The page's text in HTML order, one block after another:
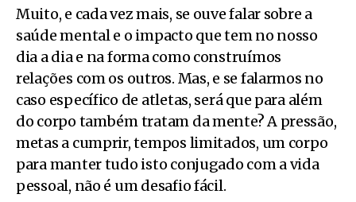
Muito, e cada vez mais, se ouve falar sobre a
saúde mental e o impacto que tem no nosso
dia a dia e na forma como construímos
relações com os outros. Mas, e se falarmos no
caso específico de atletas, será que para além
do corpo também tratam da mente? A pressão,
metas a cumprir, tempos limitados, um corpo
para manter tudo isto conjugado com a vida
pessoal, não é um desafio fácil.